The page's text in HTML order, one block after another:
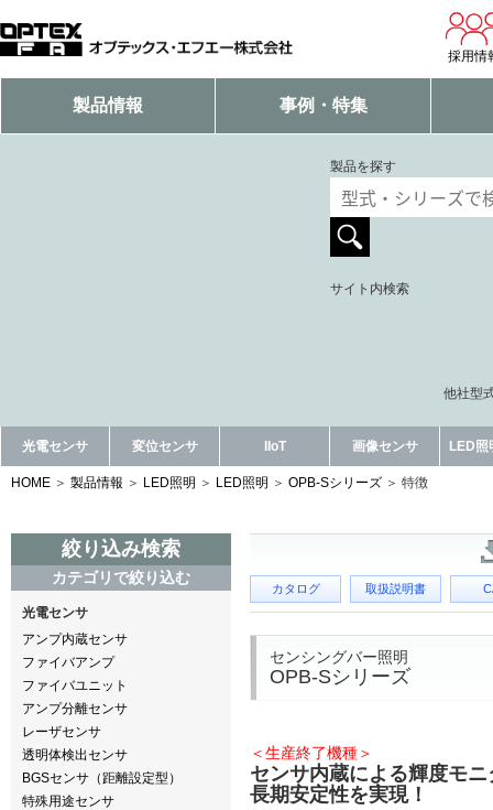
採用情
製品情報 事例・特集
製品を探す
サイト内検索
他社型
光電センサ 変位センサ IIoT 画像センサ LED照
HOME 製品情報 LED照明 LED照明 OPB-Sシリーズ 特徴
絞り込み検索
カテゴリで絞り込む
光電センサ
アンプ内蔵センサ
ファイバアンプ
ファイバユニット
アンプ分離センサ
レーザセンサ
透明体検出センサ
BGSセンサ（距離設定型）
特殊用途センサ
カタログ 取扱説明書
センシングバー照明
OPB-Sシリーズ
＜生産終了機種＞
センサ内蔵による輝度モ
長期安定性を実現！